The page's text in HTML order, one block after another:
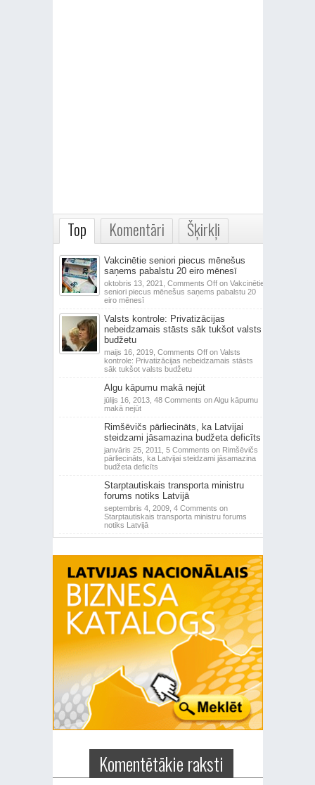
Top Komentāri Šķirkļi
Vakcinētie seniori piecus mēnešus
saņems pabalstu 20 eiro mēnesī
oktobris 13, 2021, Comments Offon Vakcinētie
seniori piecus mēnešus saņems pabalstu 20
eiro mēnesī
Valsts kontrole: Privatizācijas
nebeidzamais stāsts sāk tukšot valsts
budžetu
maijs 16, 2019, Comments Offon Valsts
kontrole: Privatizācijas nebeidzamais stāsts
sāk tukšot valsts budžetu
Algu kāpumu makā nejūt
jūlijs 16, 2013, 48 Comments on Algu kāpumu
makā nejūt
Rimšēvičs pārliecināts, ka Latvijai
steidzami jāsamazina budžeta deficīts
janvāris 25, 2011, 5 Comments on Rimšēvičs
pārliecināts, ka Latvijai steidzami jāsamazina
budžeta deficīts
Starptautiskais transporta ministru
forums notiks Latvijā
septembris 4, 2009, 4 Comments on
Starptautiskais transporta ministru forums
notiks Latvijā
Komentētākie raksti